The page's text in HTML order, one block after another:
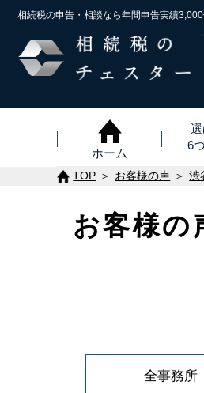
相続税の申告・相談なら年間申告実績
ホーム
6
TOP お客様の声 渋
お客様の
全事務所